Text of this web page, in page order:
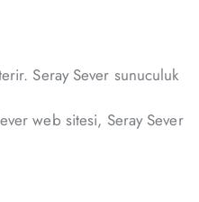
Seray Sever sunuculuk
web sitesi, Seray Sever